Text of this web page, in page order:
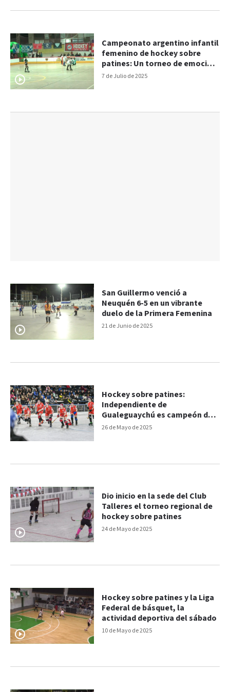
7 de Julio de 2025
Campeonato argentino infantil
femenino de hockey sobre
patines: Un torneo de emoción
y talento en Paraná
21 de Junio de 2025
San Guillermo venció a
Neuquén 6-5 en un vibrante
duelo de la Primera Femenina
26 de Mayo de 2025
Hockey sobre patines:
Independiente de
Gualeguaychú es campeón del
Argentino Juvenil Femenino
24 de Mayo de 2025
Dio inicio en la sede del Club
Talleres el torneo regional de
hockey sobre patines
10 de Mayo de 2025
Hockey sobre patines y la Liga
Federal de básquet, la
actividad deportiva del sábado